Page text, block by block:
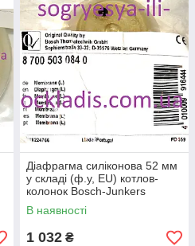
Діафрагма силіконова 52 мм
у складі (ф.у, EU) котлов-
колонок Bosch-Junkers
WR15В, арт. 8700503084, к.з.
1452/3
В наявності
1 032 ₴